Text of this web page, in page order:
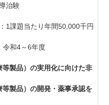
治験
1課題当たり年間50,000千円
和4～6年度
製品）の実用化に向けた非
製品）の開発・薬事承認を